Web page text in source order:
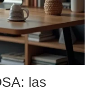
las